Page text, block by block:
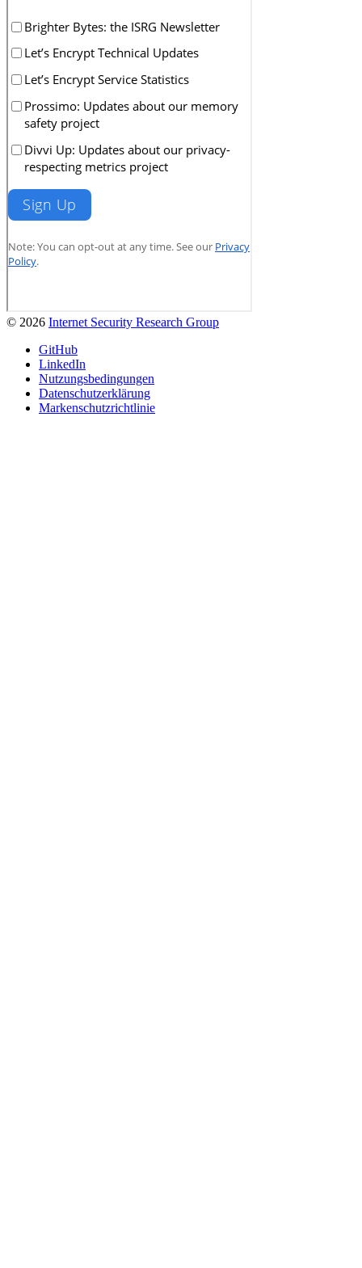
© 2026 Internet Security Research Group
GitHub
LinkedIn
Nutzungsbedingungen
Datenschutzerklärung
Markenschutzrichtlinie